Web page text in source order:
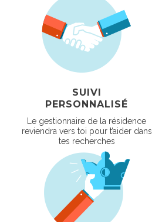
SUIVI
PERSONNALISÉ
Le gestionnaire de la résidence
reviendra vers toi pour t’aider dans
tes recherches